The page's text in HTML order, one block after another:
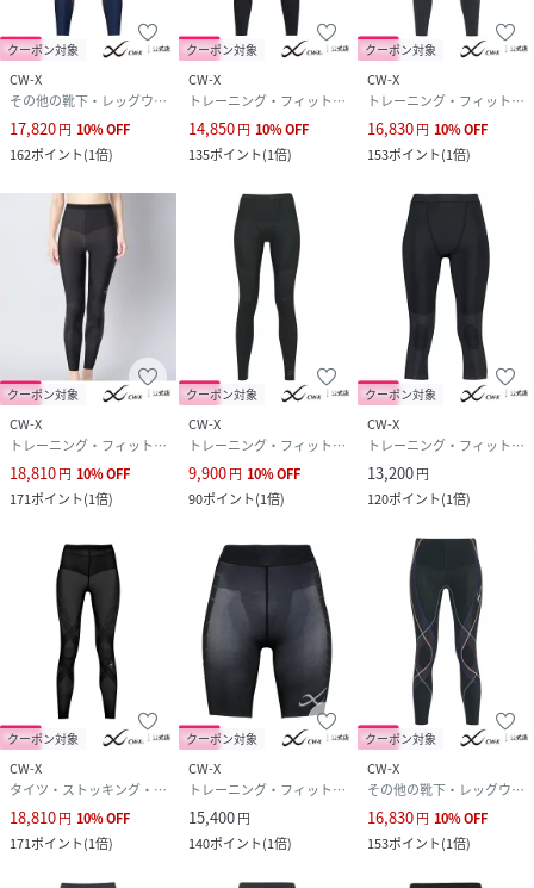
素材 ポリエステル70％、ポリウレタン30％
サイズ S、M、L
クリーニング
洗濯機可 ※お洗濯は、必ず「取り扱い絵表
示」にしたがってください。
HZY546-18000-BL-107 MB7423
クーポン対象
CW-X
その他の靴下・レッグウェア
17,820円 10%OFF
162ポイント(1倍)
クーポン対象
CW-X
トレーニング・フィットネス用品
14,850円 10%OFF
135ポイント(1倍)
クーポン対象
CW-X
トレーニング・フィットネス用品
16,830円 10%OFF
153ポイント(1倍)
クーポン対象
CW-X
トレーニング・フィットネス用品
18,810円 10%OFF
171ポイント(1倍)
クーポン対象
CW-X
トレーニング・フィットネス用品
9,900円 10%OFF
90ポイント(1倍)
クーポン対象
CW-X
トレーニング・フィットネス用品
13,200円
120ポイント(1倍)
クーポン対象
CW-X
タイツ・ストッキング・パンスト
18,810円 10%OFF
171ポイント(1倍)
クーポン対象
CW-X
トレーニング・フィットネス用品
15,400円
140ポイント(1倍)
クーポン対象
CW-X
その他の靴下・レッグウェア
16,830円 10%OFF
153ポイント(1倍)